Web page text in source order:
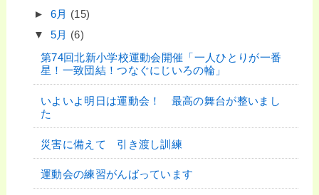
► 6月 (15)
▼ 5月 (6)
第74回北新小学校運動会開催「一人ひとりが一番
星！一致団結！つなぐにじいろの輪」
いよいよ明日は運動会！ 最高の舞台が整いまし
た
災害に備えて 引き渡し訓練
運動会の練習がんばっています